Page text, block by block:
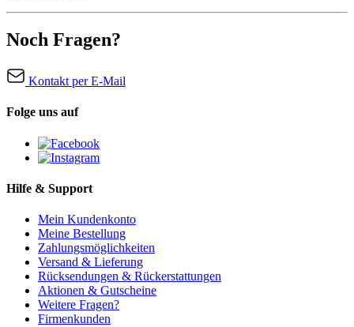
Noch Fragen?
Kontakt per E-Mail
Folge uns auf
Hilfe & Support
Mein Kundenkonto
Meine Bestellung
Zahlungsmöglichkeiten
Versand & Lieferung
Rücksendungen & Rückerstattungen
Aktionen & Gutscheine
Weitere Fragen?
Firmenkunden